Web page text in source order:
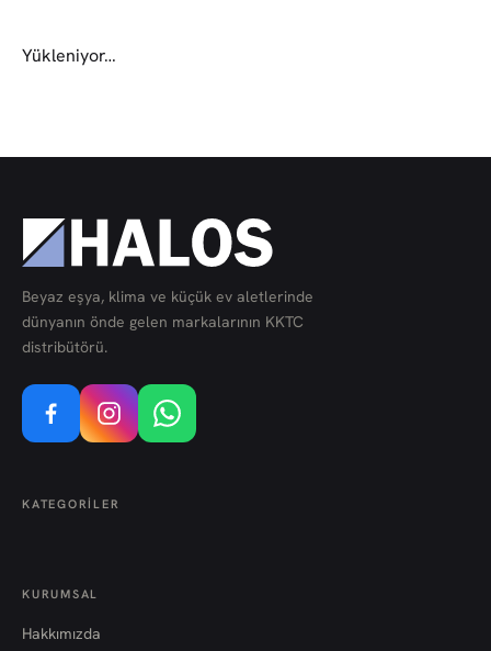
Yükleniyor…
Beyaz eşya, klima ve küçük ev aletlerinde
dünyanın önde gelen markalarının KKTC
distribütörü.
KATEGORILER
KURUMSAL
Hakkımızda